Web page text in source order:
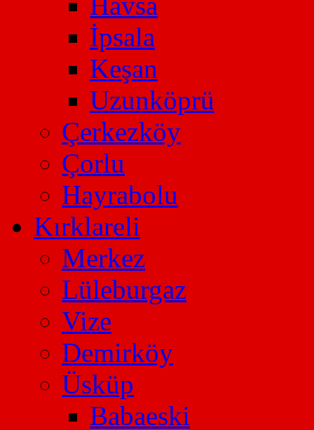
İpsala
Keşan
Uzunköprü
Çerkezköy
Çorlu
Hayrabolu
Kırklareli
Merkez
Lüleburgaz
Vize
Demirköy
Üsküp
Babaeski